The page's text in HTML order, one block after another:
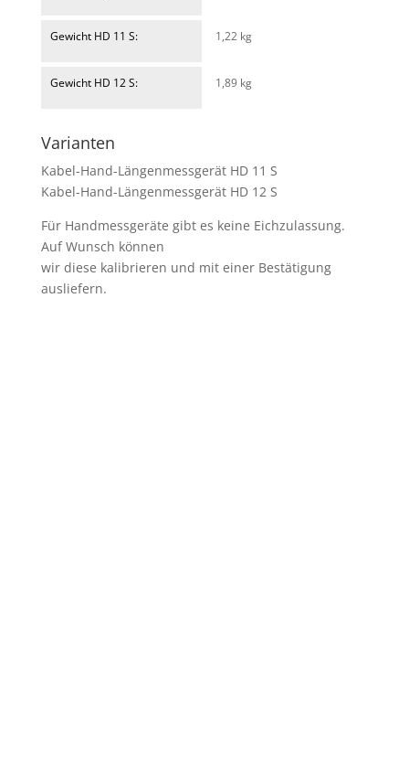
Gewicht HD 11 S: 1,22 kg
Gewicht HD 12 S: 1,89 kg
Varianten
Kabel-Hand-Längenmessgerät HD 11 S
Kabel-Hand-Längenmessgerät HD 12 S
Für Handmessgeräte gibt es keine Eichzulassung.
Auf Wunsch können
wir diese kalibrieren und mit einer Bestätigung
ausliefern.